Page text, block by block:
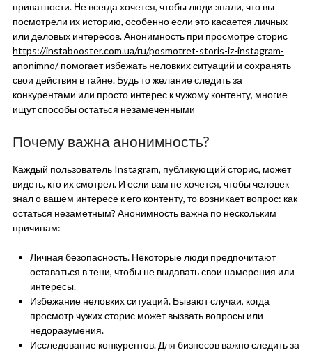
приватности. Не всегда хочется, чтобы люди знали, что вы
посмотрели их историю, особенно если это касается личных
или деловых интересов. Анонимность при просмотре сторис
https://instabooster.com.ua/ru/posmotret-storis-iz-instagram-
anonimno/помогает избежать неловких ситуаций и сохранять
свои действия в тайне. Будь то желание следить за
конкурентами или просто интерес к чужому контенту, многие
ищут способы остаться незамеченными
Почему важна анонимность?
Каждый пользователь Instagram, публикующий сторис, может
видеть, кто их смотрел. И если вам не хочется, чтобы человек
знал о вашем интересе к его контенту, то возникает вопрос: как
остаться незаметным? Анонимность важна по нескольким
причинам:
Личная безопасность. Некоторые люди предпочитают
оставаться в тени, чтобы не выдавать свои намерения или
интересы.
Избежание неловких ситуаций. Бывают случаи, когда
просмотр чужих сторис может вызвать вопросы или
недоразумения.
Исследование конкурентов. Для бизнесов важно следить за